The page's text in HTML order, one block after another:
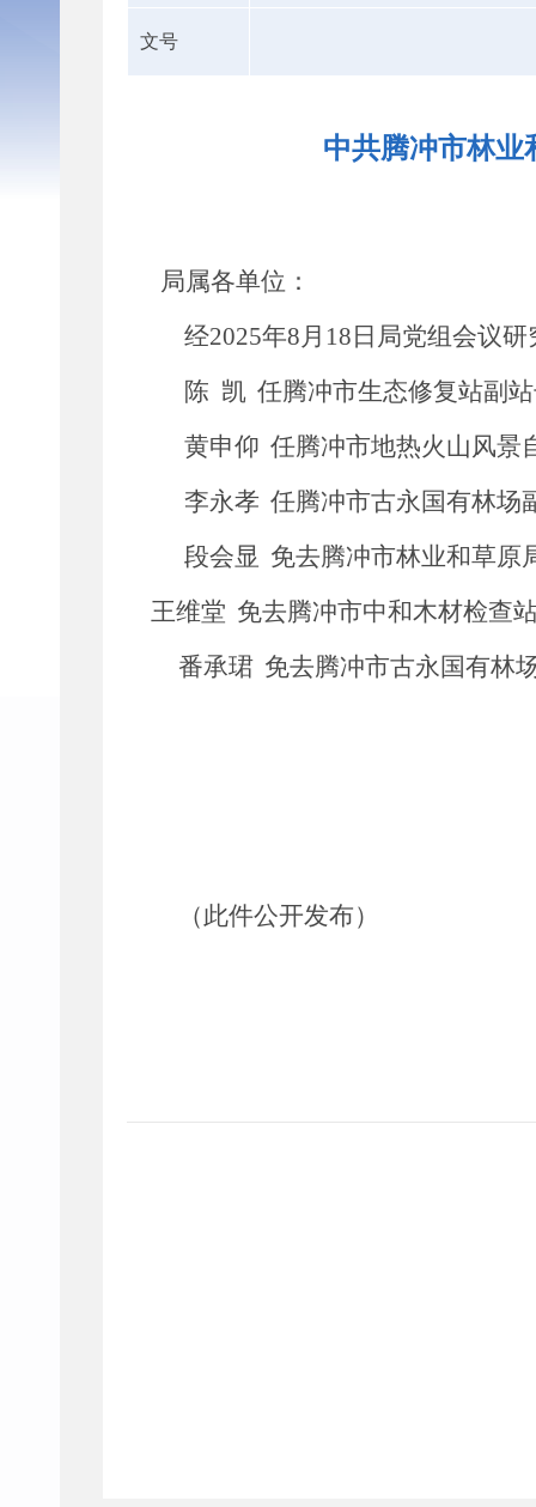
文号
中共腾冲市林业
局属各单位 ：
经2025年8月 18 日 局党组会议研
陈 凯 任腾冲市生态修复站副
黄申仰 任腾冲市地热火山风景
李永孝 任腾冲市古永国有林场
段会显 免去腾冲市林业和草原
王维堂 免去腾冲市中和木材检查
番承珺 免去腾冲市古永国有林
（此件公开发布）